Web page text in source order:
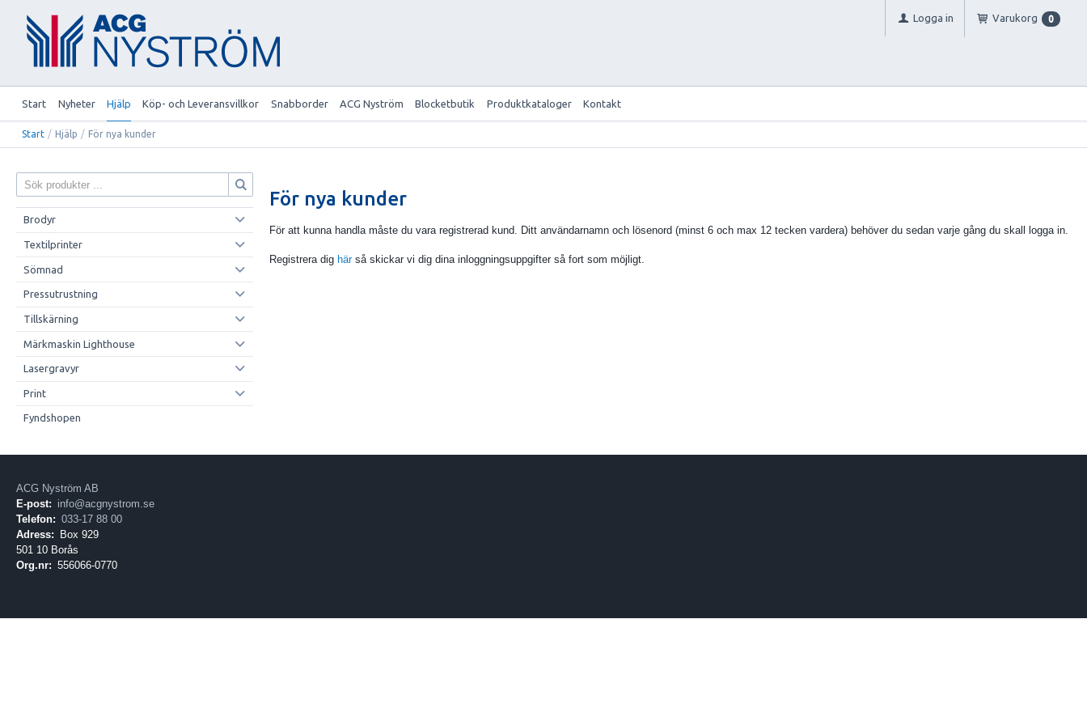
Logga in Varukorg 0
Start Nyheter Hjälp Köp- och Leveransvillkor Snabborder ACG Nyström Blocketbutik Produktkataloger Kontakt
Start / Hjälp / För nya kunder
Brodyr
Textilprinter
Sömnad
Pressutrustning
Tillskärning
Märkmaskin Lighthouse
Lasergravyr
Print
Fyndshopen
För nya kunder
För att kunna handla måste du vara registrerad kund. Ditt användarnamn och lösenord (minst 6 och max 12 tecken vardera) behöver du sedan varje gång du skall logga in.
Registrera dig härså skickar vi dig dina inloggningsuppgifter så fort som möjligt.
ACG Nyström AB
E-post: info@acgnystrom.se
Telefon: 033-17 88 00
Adress:
Box 929
501 10 Borås
Org.nr: 556066-0770